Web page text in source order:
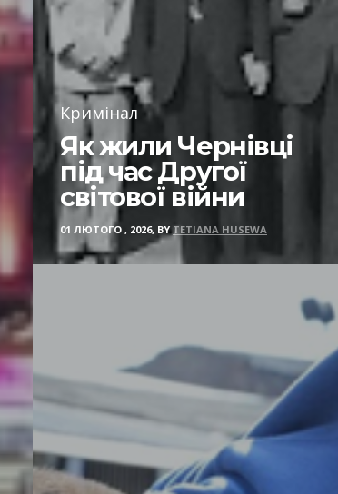
Кримінал
Як жили Чернівці
під час Другої
світової війни
01 ЛЮТОГО , 2026, BYTETIANA HUSEWA